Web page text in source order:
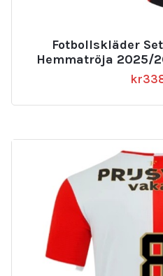
Fotbollskläder
Hemmatröja 2025/
kr